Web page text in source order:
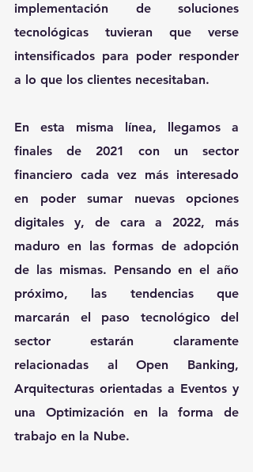
implementación de soluciones
tecnológicas tuvieran que verse
intensificados para poder responder
a lo que los clientes necesitaban.
En esta misma línea, llegamos a
finales de 2021 con un sector
financiero cada vez más interesado
en poder sumar nuevas opciones
digitales y, de cara a 2022, más
maduro en las formas de adopción
de las mismas. Pensando en el año
próximo, las tendencias que
marcarán el paso tecnológico del
sector estarán claramente
relacionadas al Open Banking,
Arquitecturas orientadas a Eventos y
una Optimización en la forma de
trabajo en la Nube.